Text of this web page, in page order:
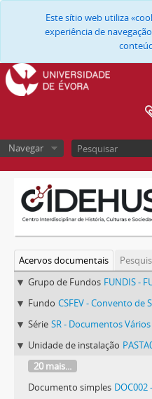
Este sítio web utiliza
experiência de
Navegar
Acervos documentais
Grupo de Fundos FUNDIS -
Fundo CSFEV - Convento de
Série SR - Documentos Vários
Unidade de instalação
20 mais...
Documento simples DOC002 - BPE,